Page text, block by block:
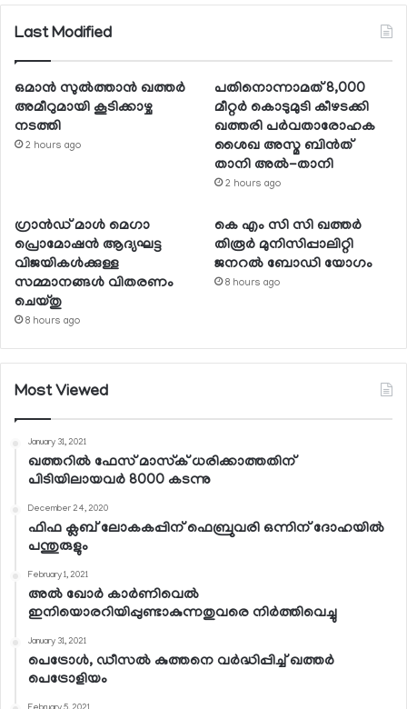
Last Modified
ഒമാന്‍ സുല്‍ത്താന്‍ ഖത്തര്‍
അമീറുമായി കൂടിക്കാഴ്ച
നടത്തി
2 hours ago
പതിനൊന്നാമത് 8,000
മീറ്റര്‍ കൊടുമുടി കീഴടക്കി
ഖത്തരി പര്‍വതാരോഹക
ശൈഖ അസ്മ ബിന്‍ത്
താനി അല്‍-താനി
2 hours ago
ഗ്രാന്‍ഡ് മാള്‍ മെഗാ
പ്രൊമോഷന്‍ ആദ്യഘട്ട
വിജയികള്‍ക്കുള്ള
സമ്മാനങ്ങള്‍ വിതരണം
ചെയ്തു
8 hours ago
കെ എം സി സി ഖത്തര്‍
തിരൂര്‍ മുനിസിപ്പാലിറ്റി
ജനറല്‍ ബോഡി യോഗം
8 hours ago
Most Viewed
January 31, 2021
ഖത്തറില്‍ ഫേസ് മാസ്‌ക് ധരിക്കാത്തതിന്
പിടിയിലായവര്‍ 8000 കടന്നു
December 24, 2020
ഫിഫ ക്ലബ് ലോകകപ്പിന് ഫെബ്രുവരി ഒന്നിന് ദോഹയില്‍
പന്തുരുളും
February 1, 2021
അല്‍ ഖോര്‍ കാര്‍ണിവെല്‍
ഇനിയൊരറിയിപ്പുണ്ടാകുന്നതുവരെ നിര്‍ത്തിവെച്ചു
January 31, 2021
പെട്രോള്‍, ഡീസല്‍ കുത്തനെ വര്‍ദ്ധിപ്പിച്ച് ഖത്തര്‍
പെട്രോളിയം